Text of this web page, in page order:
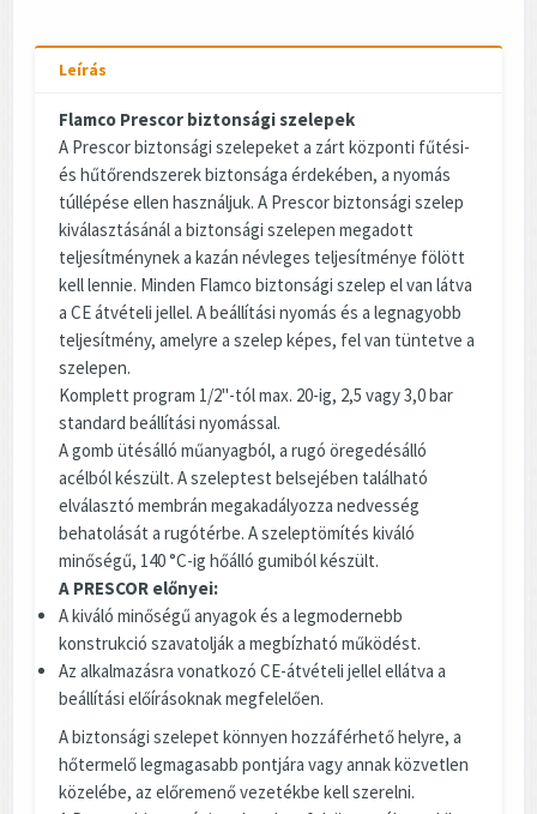
Leírás
Flamco Prescor biztonsági szelepek
A Prescor biztonsági szelepeket a zárt központi fűtési-
és hűtőrendszerek biztonsága érdekében, a nyomás
túllépése ellen használjuk. A Prescor biztonsági szelep
kiválasztásánál a biztonsági szelepen megadott
teljesítménynek a kazán névleges teljesítménye fölött
kell lennie. Minden Flamco biztonsági szelep el van látva
a CE átvételi jellel. A beállítási nyomás és a legnagyobb
teljesítmény, amelyre a szelep képes, fel van tüntetve a
szelepen.
Komplett program 1/2"-tól max. 20-ig, 2,5 vagy 3,0 bar
standard beállítási nyomással.
A gomb ütésálló műanyagból, a rugó öregedésálló
acélból készült. A szeleptest belsejében található
elválasztó membrán megakadályozza nedvesség
behatolását a rugótérbe. A szeleptömítés kiváló
minőségű, 140 °C-ig hőálló gumiból készült.
A PRESCOR előnyei:
A kiváló minőségű anyagok és a legmodernebb
konstrukció szavatolják a megbízható működést.
Az alkalmazásra vonatkozó CE-átvételi jellel ellátva a
beállítási előírásoknak megfelelően.
A biztonsági szelepet könnyen hozzáférhető helyre, a
hőtermelő legmagasabb pontjára vagy annak közvetlen
közelébe, az előremenő vezetékbe kell szerelni.